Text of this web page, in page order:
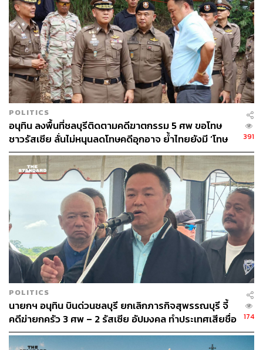
POLITICS
อนุทิน ลงพื้นที่ชลบุรีติดตามคดีฆาตกรรม 5 ศพ ขอโทษ
ชาวรัสเซีย ลั่นไม่หนุนลดโทษคดีอุกอาจ ย้ำไทยยังมี ‘โทษ
ประหาร’
391
POLITICS
นายกฯ อนุทิน บินด่วนชลบุรี ยกเลิกภารกิจสุพรรณบุรี จี้
คดีฆ่ายกครัว 3 ศพ – 2 รัสเซีย อัปมงคล ทำประเทศเสียชื่อ
เสียง
174